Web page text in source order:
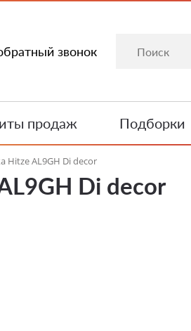
звонок
продаж Подборки
Hitze AL9GH Di decor
Di decor